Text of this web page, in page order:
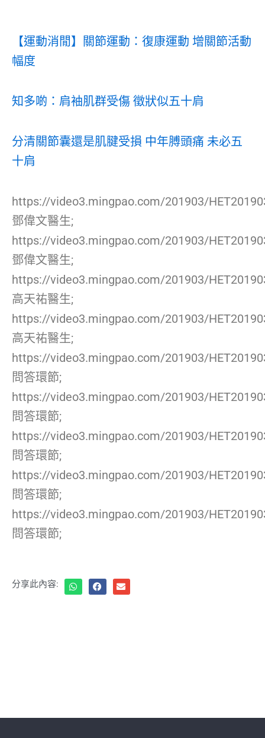
【運動消閒】關節運動：復康運動 增關節活動
幅度
知多啲：肩袖肌群受傷 徵狀似五十肩
分清關節囊還是肌腱受損 中年膊頭痛 未必五
十肩
https://video3.mingpao.com/201903/
鄧偉文醫生;
https://video3.mingpao.com/201903/
鄧偉文醫生;
https://video3.mingpao.com/201903/
高天祐醫生;
https://video3.mingpao.com/201903/
高天祐醫生;
https://video3.mingpao.com/201903/
問答環節;
https://video3.mingpao.com/201903/
問答環節;
https://video3.mingpao.com/201903/
問答環節;
https://video3.mingpao.com/201903/
問答環節;
https://video3.mingpao.com/201903/
問答環節;
分享此內容: